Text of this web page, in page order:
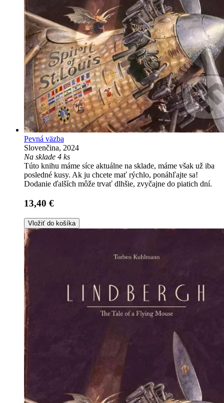
Pevná väzba
Slovenčina, 2024
Na sklade 4 ks
Túto knihu máme síce aktuálne na sklade, máme však už iba
posledné kusy. Ak ju chcete mať rýchlo, ponáhľajte sa!
Dodanie ďalších môže trvať dlhšie, zvyčajne do piatich dní.
13,40 €
Vložiť do košíka